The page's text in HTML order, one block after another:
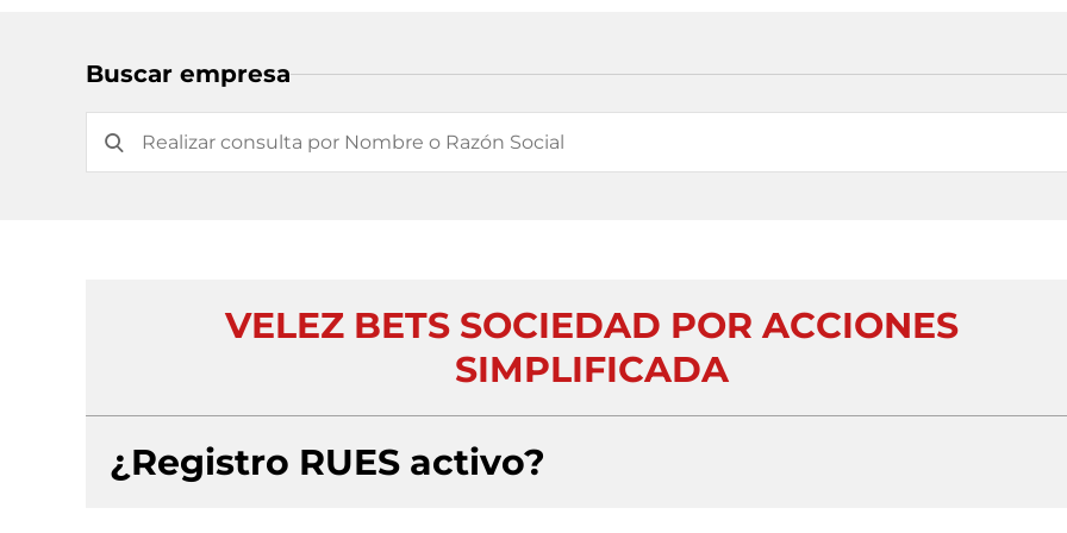
Buscar empresa
VELEZ BETS SOCIEDAD POR ACCIONES
SIMPLIFICADA
¿Registro RUES activo?